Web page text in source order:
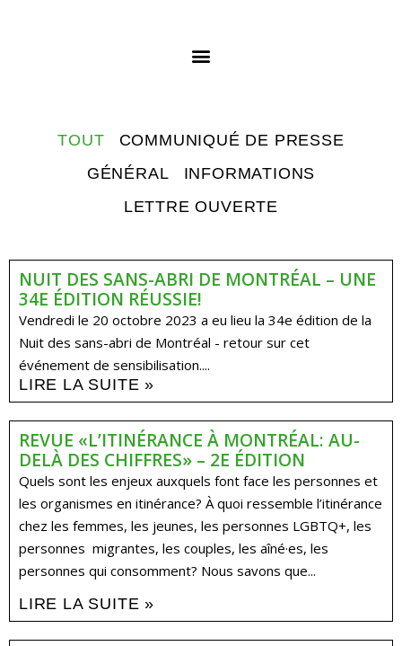
COMMUNIQUÉ DE PRESSE
GÉNÉRAL
INFORMATIONS
LETTRE OUVERTE
TOUT
NUIT DES SANS-ABRI DE MONTRÉAL – UNE
34E ÉDITION RÉUSSIE!
Vendredi le 20 octobre 2023 a eu lieu la 34e édition de la
Nuit des sans-abri de Montréal - retour sur cet
événement de sensibilisation....
LIRE LA SUITE »
REVUE «L’ITINÉRANCE À MONTRÉAL: AU-
DELÀ DES CHIFFRES» – 2E ÉDITION
Quels sont les enjeux auxquels font face les personnes et
les organismes en itinérance? À quoi ressemble l’itinérance
chez les femmes, les jeunes, les personnes LGBTQ+, les
personnes migrantes, les couples, les aîné·es, les
personnes qui consomment? Nous savons que...
LIRE LA SUITE »